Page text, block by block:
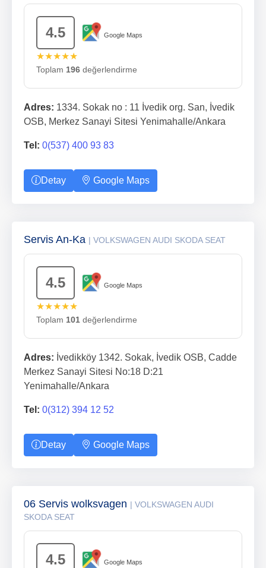
4.5 Google Maps
★★★★★
Toplam 196 değerlendirme
Adres: 1334. Sokak no : 11 İvedik org. San, İvedik
OSB, Merkez Sanayi Sitesi Yenimahalle/Ankara
Tel: 0(537) 400 93 83
Detay Google Maps
Servis An-Ka | VOLKSWAGEN AUDI SKODA SEAT
4.5 Google Maps
★★★★★
Toplam 101 değerlendirme
Adres: İvedikköy 1342. Sokak, İvedik OSB, Cadde
Merkez Sanayi Sitesi No:18 D:21
Yenimahalle/Ankara
Tel: 0(312) 394 12 52
Detay Google Maps
06 Servis wolksvagen | VOLKSWAGEN AUDI
SKODA SEAT
4.5 Google Maps